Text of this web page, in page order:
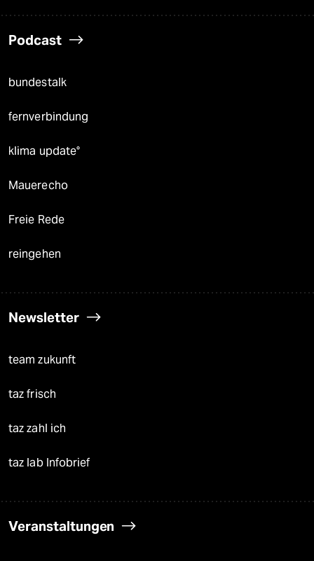
Podcast
bundestalk
fernverbindung
klima update°
Mauerecho
Freie Rede
reingehen
Newsletter
team zukunft
taz frisch
taz zahl ich
taz lab Infobrief
Veranstaltungen